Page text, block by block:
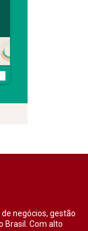
negócios, gestão
Brasil. Com alto